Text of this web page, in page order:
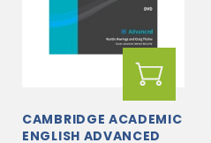
CAMBRIDGE ACADEMIC
ENGLISH ADVANCED